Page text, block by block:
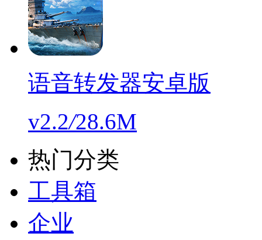
语音转发器安卓版
v2.2/28.6M
热门分类
工具箱
企业